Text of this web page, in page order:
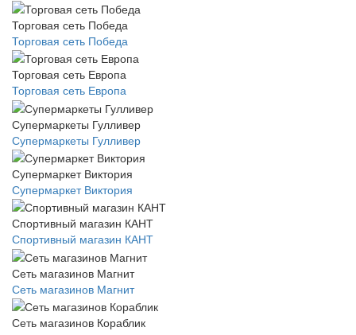
Торговая сеть Победа
Торговая сеть Победа
Торговая сеть Европа
Торговая сеть Европа
Супермаркеты Гулливер
Супермаркеты Гулливер
Супермаркет Виктория
Супермаркет Виктория
Спортивный магазин КАНТ
Спортивный магазин КАНТ
Сеть магазинов Магнит
Сеть магазинов Магнит
Сеть магазинов Кораблик